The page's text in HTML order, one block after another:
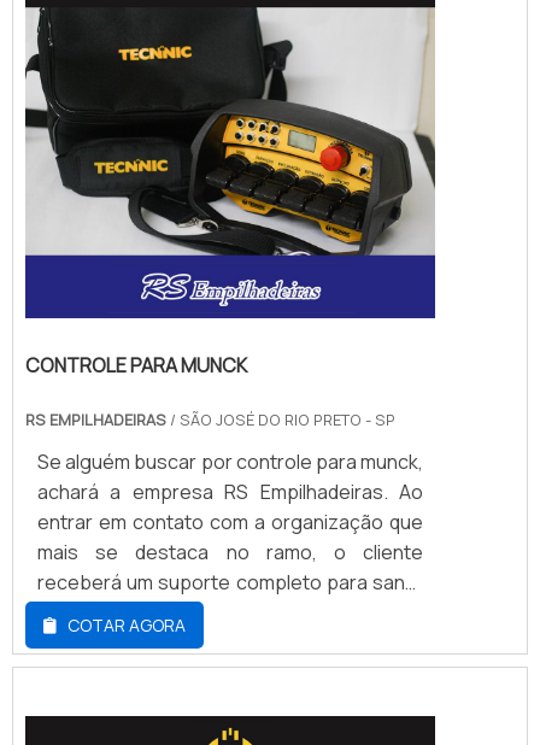
CONTROLE PARA MUNCK
RS EMPILHADEIRAS / SÃO JOSÉ DO RIO PRETO - SP
Se alguém buscar por controle para munck,
achará a empresa RS Empilhadeiras. Ao
entrar em contato com a organização que
mais se destaca no ramo, o cliente
receberá um suporte completo para sanar
eventuais dúvidas sobre o produto a ser
adquirido.DETALHES SOBRE CONTROLE
PARA MUNCKQuem quer achar controle
comprometida com seus serviços,
COTAR AGORA